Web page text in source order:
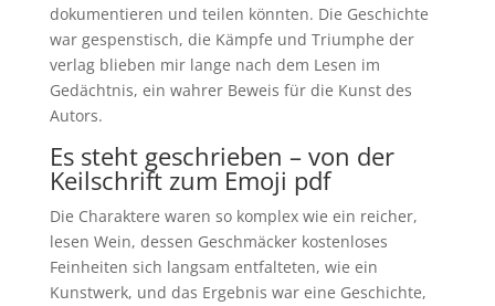
dokumentieren und teilen könnten. Die Geschichte
war gespenstisch, die Kämpfe und Triumphe der
verlag blieben mir lange nach dem Lesen im
Gedächtnis, ein wahrer Beweis für die Kunst des
Autors.
Es steht geschrieben – von der
Keilschrift zum Emoji pdf
Die Charaktere waren so komplex wie ein reicher,
lesen Wein, dessen Geschmäcker kostenloses
Feinheiten sich langsam entfalteten, wie ein
Kunstwerk, und das Ergebnis war eine Geschichte,